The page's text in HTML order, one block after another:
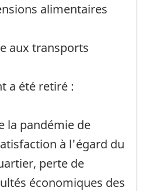
alimentaires
aux transports
a été retiré :
la pandémie de
à l'égard du
perte de
économiques des